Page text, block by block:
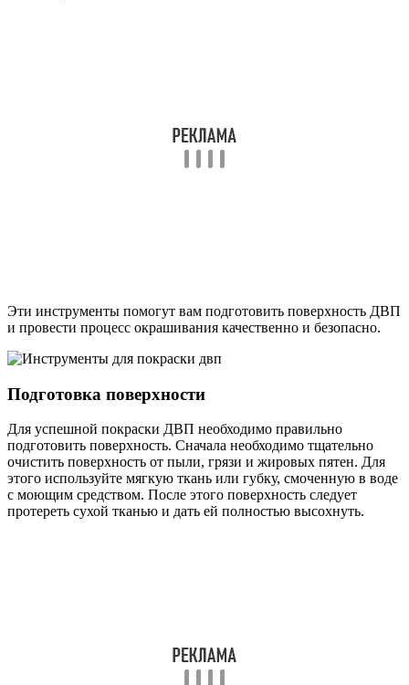
Эти инструменты помогут вам подготовить поверхность ДВП
и провести процесс окрашивания качественно и безопасно.
Подготовка поверхности
Для успешной покраски ДВП необходимо правильно
подготовить поверхность. Сначала необходимо тщательно
очистить поверхность от пыли, грязи и жировых пятен. Для
этого используйте мягкую ткань или губку, смоченную в воде
с моющим средством. После этого поверхность следует
протереть сухой тканью и дать ей полностью высохнуть.